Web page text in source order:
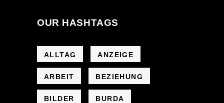
OUR HASHTAGS
ALLTAG ANZEIGE
ARBEIT BEZIEHUNG
BILDER BURDA